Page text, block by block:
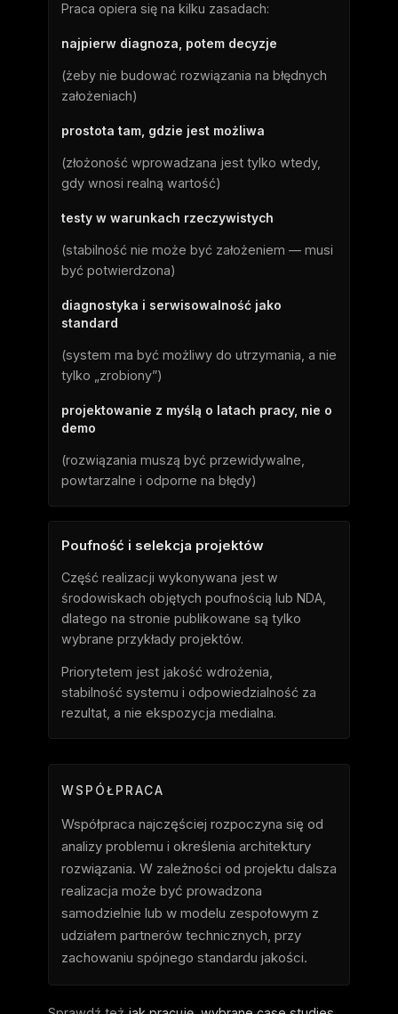
Praca opiera się na kilku zasadach:
najpierw diagnoza, potem decyzje
(żeby nie budować rozwiązania na błędnych
założeniach)
prostota tam, gdzie jest możliwa
(złożoność wprowadzana jest tylko wtedy,
gdy wnosi realną wartość)
testy w warunkach rzeczywistych
(stabilność nie może być założeniem — musi
być potwierdzona)
diagnostyka i serwisowalność jako
standard
(system ma być możliwy do utrzymania, a nie
tylko „zrobiony”)
projektowanie z myślą o latach pracy, nie o
demo
(rozwiązania muszą być przewidywalne,
powtarzalne i odporne na błędy)
Poufność i selekcja projektów
Część realizacji wykonywana jest w
środowiskach objętych poufnością lub NDA,
dlatego na stronie publikowane są tylko
wybrane przykłady projektów.
Priorytetem jest jakość wdrożenia,
stabilność systemu i odpowiedzialność za
rezultat, a nie ekspozycja medialna.
WSPÓŁPRACA
Współpraca najczęściej rozpoczyna się od
analizy problemu i określenia architektury
rozwiązania. W zależności od projektu dalsza
realizacja może być prowadzona
samodzielnie lub w modelu zespołowym z
udziałem partnerów technicznych, przy
zachowaniu spójnego standardu jakości.